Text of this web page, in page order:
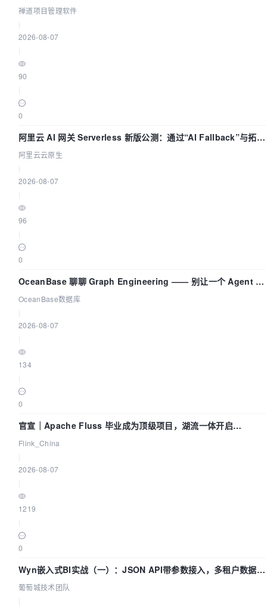
禅道项目管理软件
2026-08-07
90
0
阿里云 AI 网关 Serverless 新版公测：通过“AI Fallback”与拓扑
可视化构建 AI 流量治理底座
阿里云云原生
2026-08-07
96
0
OceanBase 聊聊 Graph Engineering —— 别让一个 Agent 既
当运动员又
OceanBase数据库
2026-08-07
134
0
官宣｜Apache Fluss 毕业成为顶级项目，湖流一体开启
Agentic Lake 全面实时化时代
Flink_China
2026-08-07
1219
0
Wyn嵌入式BI实战（一）：JSON API带参数接入，多租户数据源
配置指南 | 葡萄城技术团队
葡萄城技术团队